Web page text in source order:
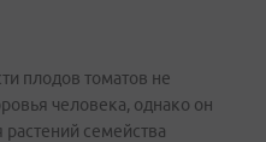
плодов томатов не
человека, однако он
растений семейства